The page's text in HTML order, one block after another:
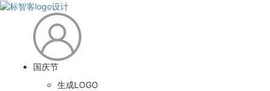
国庆节
生成LOGO